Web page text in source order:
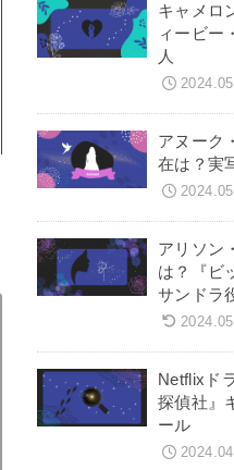
キャメロ
ィービー
人
アヌーク
在は？実
アリソン
は？『ビ
サンドラ
Netflixド
探偵社』
ール